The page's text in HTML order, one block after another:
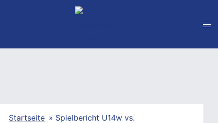
Startseite » Spielbericht U14w vs.